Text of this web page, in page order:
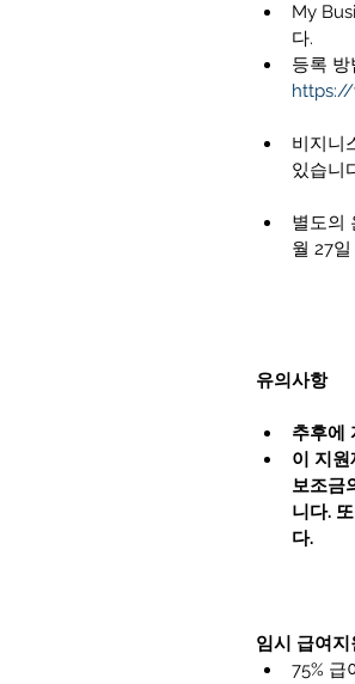
My
다.
등록
https://
비지니
있습니
별도의
월 27
유의사항
추후에
이 지
보조금
니다.
다.
임시 급여
75% 급